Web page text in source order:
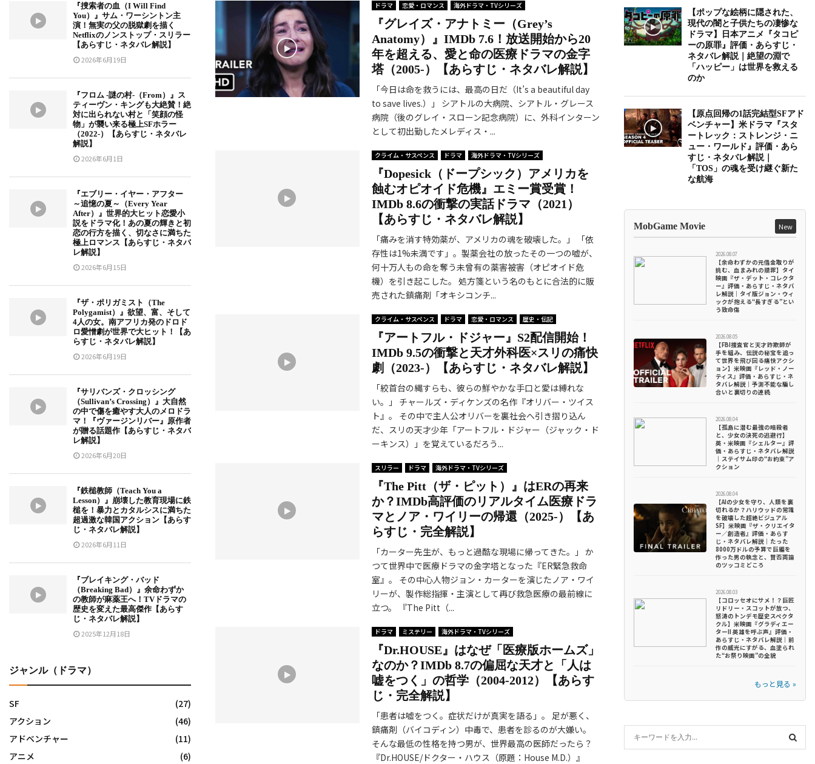
ドラマ 恋愛・ロマンス 海外ドラマ・TVシリーズ
『グレイズ・アナトミー（Grey’s
Anatomy）』IMDb 7.6！放送開始から20
年を超える、愛と命の医療ドラマの金字
塔（2005-）【あらすじ・ネタバレ解説】
「今日は命を救うには、最高の日だ（It’s a beautiful day
to save lives.）」 シアトルの大病院、シアトル・グレース
病院（後のグレイ・スローン記念病院）に、外科インターン
として初出勤したメレディス・...
クライム・サスペンス ドラマ 海外ドラマ・TVシリーズ
『Dopesick（ドープシック）アメリカを
蝕むオピオイド危機』エミー賞受賞！
IMDb 8.6の衝撃の実話ドラマ（2021）
【あらすじ・ネタバレ解説】
「痛みを消す特効薬が、アメリカの魂を破壊した。」 「依
存性は1%未満です」。製薬会社の放ったその一つの嘘が、
何十万人もの命を奪う未曾有の薬害被害（オピオイド危
機）を引き起こした。 処方箋という名のもとに合法的に販
売された鎮痛剤「オキシコンチ...
クライム・サスペンス ドラマ 恋愛・ロマンス 歴史・伝記
『アートフル・ドジャー』S2配信開始！
IMDb 9.5の衝撃と天才外科医×スリの痛快
劇（2023-）【あらすじ・ネタバレ解説】
「絞首台の縄すらも、彼らの鮮やかな手口と愛は縛れな
い。」 チャールズ・ディケンズの名作『オリバー・ツイス
ト』。 その中で主人公オリバーを裏社会へ引き摺り込ん
だ、スリの天才少年「アートフル・ドジャー（ジャック・ド
ーキンス）」を覚えているだろう...
スリラー ドラマ 海外ドラマ・TVシリーズ
『The Pitt（ザ・ピット）』はERの再来
か？IMDb高評価のリアルタイム医療ドラ
マとノア・ワイリーの帰還（2025-）【あ
らすじ・完全解説】
「カーター先生が、もっと過酷な現場に帰ってきた。」 か
つて世界中で医療ドラマの金字塔となった『ER緊急救命
室』。 その中心人物ジョン・カーターを演じたノア・ワイ
リーが、製作総指揮・主演として再び救急医療の最前線に
立つ。 『The Pitt（...
ドラマ ミステリー 海外ドラマ・TVシリーズ
『Dr.HOUSE』はなぜ「医療版ホームズ」
なのか？IMDb 8.7の偏屈な天才と「人は
嘘をつく」の哲学（2004-2012）【あらす
じ・完全解説】
「患者は嘘をつく。症状だけが真実を語る」。 足が悪く、
鎮痛剤（バイコディン）中毒で、患者を診るのが大嫌い。
そんな最低の性格を持つ男が、世界最高の医師だったら？
『Dr.HOUSE/ドクター・ハウス（原題：House M.D.）』
『捜索者の血（I Will Find
You）』サム・ワーシントン主
演！無実の父の脱獄劇を描く
Netflixのノンストップ・スリラー
【あらすじ・ネタバレ解説】
2026年6月19日
『フロム -謎の村-（From）』ス
ティーヴン・キングも大絶賛！絶
対に出られない村と「笑顔の怪
物」が襲い来る極上SFホラー
（2022-）【あらすじ・ネタバレ
解説】
2026年6月1日
『エブリー・イヤー・アフター
～追憶の夏～（Every Year
After）』世界的大ヒット恋愛小
説をドラマ化！あの夏の輝きと初
恋の行方を描く、切なさに満ちた
極上ロマンス【あらすじ・ネタバ
レ解説】
2026年6月15日
『ザ・ポリガミスト（The
Polygamist）』欲望、富、そして
4人の女。南アフリカ発のドロド
ロ愛憎劇が世界で大ヒット！【あ
らすじ・ネタバレ解説】
2026年6月19日
『サリバンズ・クロッシング
（Sullivan’s Crossing）』大自然
の中で傷を癒やす大人のメロドラ
マ！『ヴァージンリバー』原作者
が贈る話題作【あらすじ・ネタバ
レ解説】
2026年6月20日
『鉄槌教師（Teach You a
Lesson）』崩壊した教育現場に鉄
槌を！暴力とカタルシスに満ちた
超過激な韓国アクション【あらす
じ・ネタバレ解説】
2026年6月11日
『ブレイキング・バッド
（Breaking Bad）』余命わずか
の教師が麻薬王へ！TVドラマの
歴史を変えた最高傑作【あらす
じ・ネタバレ解説】
2025年12月18日
ジャンル（ドラマ）
SF
(27)
アクション
(46)
アドベンチャー
(11)
アニメ
(6)
【ポップな絵柄に隠された、
現代の闇と子供たちの凄惨な
ドラマ】日本アニメ『タコピ
ーの原罪』評価・あらすじ・
ネタバレ解説｜絶望の淵で
「ハッピー」は世界を救える
のか
【原点回帰の1話完結型SFアド
ベンチャー】米ドラマ『スタ
ートレック：ストレンジ・ニ
ュー・ワールド』評価・あら
すじ・ネタバレ解説｜
「TOS」の魂を受け継ぐ新た
な航海
MobGame Movie New
2026.08.07
【余命わずかの元借金取りが
挑む、血まみれの贖罪】タイ
映画『ザ・デット・コレクタ
ー』評価・あらすじ・ネタバ
レ解説｜タイ版ジョン・ウィ
ックが抱える“長すぎる”とい
う致命傷
2026.08.05
【FBI捜査官と天才詐欺師が
手を組み、伝説の秘宝を追っ
て世界を飛び回る痛快アクシ
ョン】米映画『レッド・ノー
ティス』評価・あらすじ・ネ
タバレ解説｜予測不能な騙し
合いと裏切りの連続
2026.08.04
【孤島に潜む最強の暗殺者
と、少女の決死の逃避行】
英・米映画『シェルター』評
価・あらすじ・ネタバレ解説
｜ステイサム印の“お約束”ア
クション
2026.08.04
【AIの少女を守り、人類を裏
切れるか？ハリウッドの常識
を破壊した超絶ビジュアル
SF】米映画『ザ・クリエイタ
ー／創造者』評価・あらす
じ・ネタバレ解説｜たった
8000万ドルの予算で巨編を
作った男の執念と、賛否両論
のツッコミどころ
2026.08.03
【コロッセオにサメ！？巨匠
リドリー・スコットが放つ、
怒涛のトンデモ歴史スペクタ
クル】米映画『グラディエー
ターII 英雄を呼ぶ声』評価・
あらすじ・ネタバレ解説｜前
作の威光にすがる、血塗られ
た“お祭り映画”の全貌
もっと見る »
e